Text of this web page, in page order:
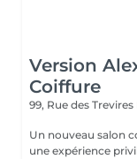
Version
Coiffure
99, Rue des Trevires
Un nouveau salon
une expérience